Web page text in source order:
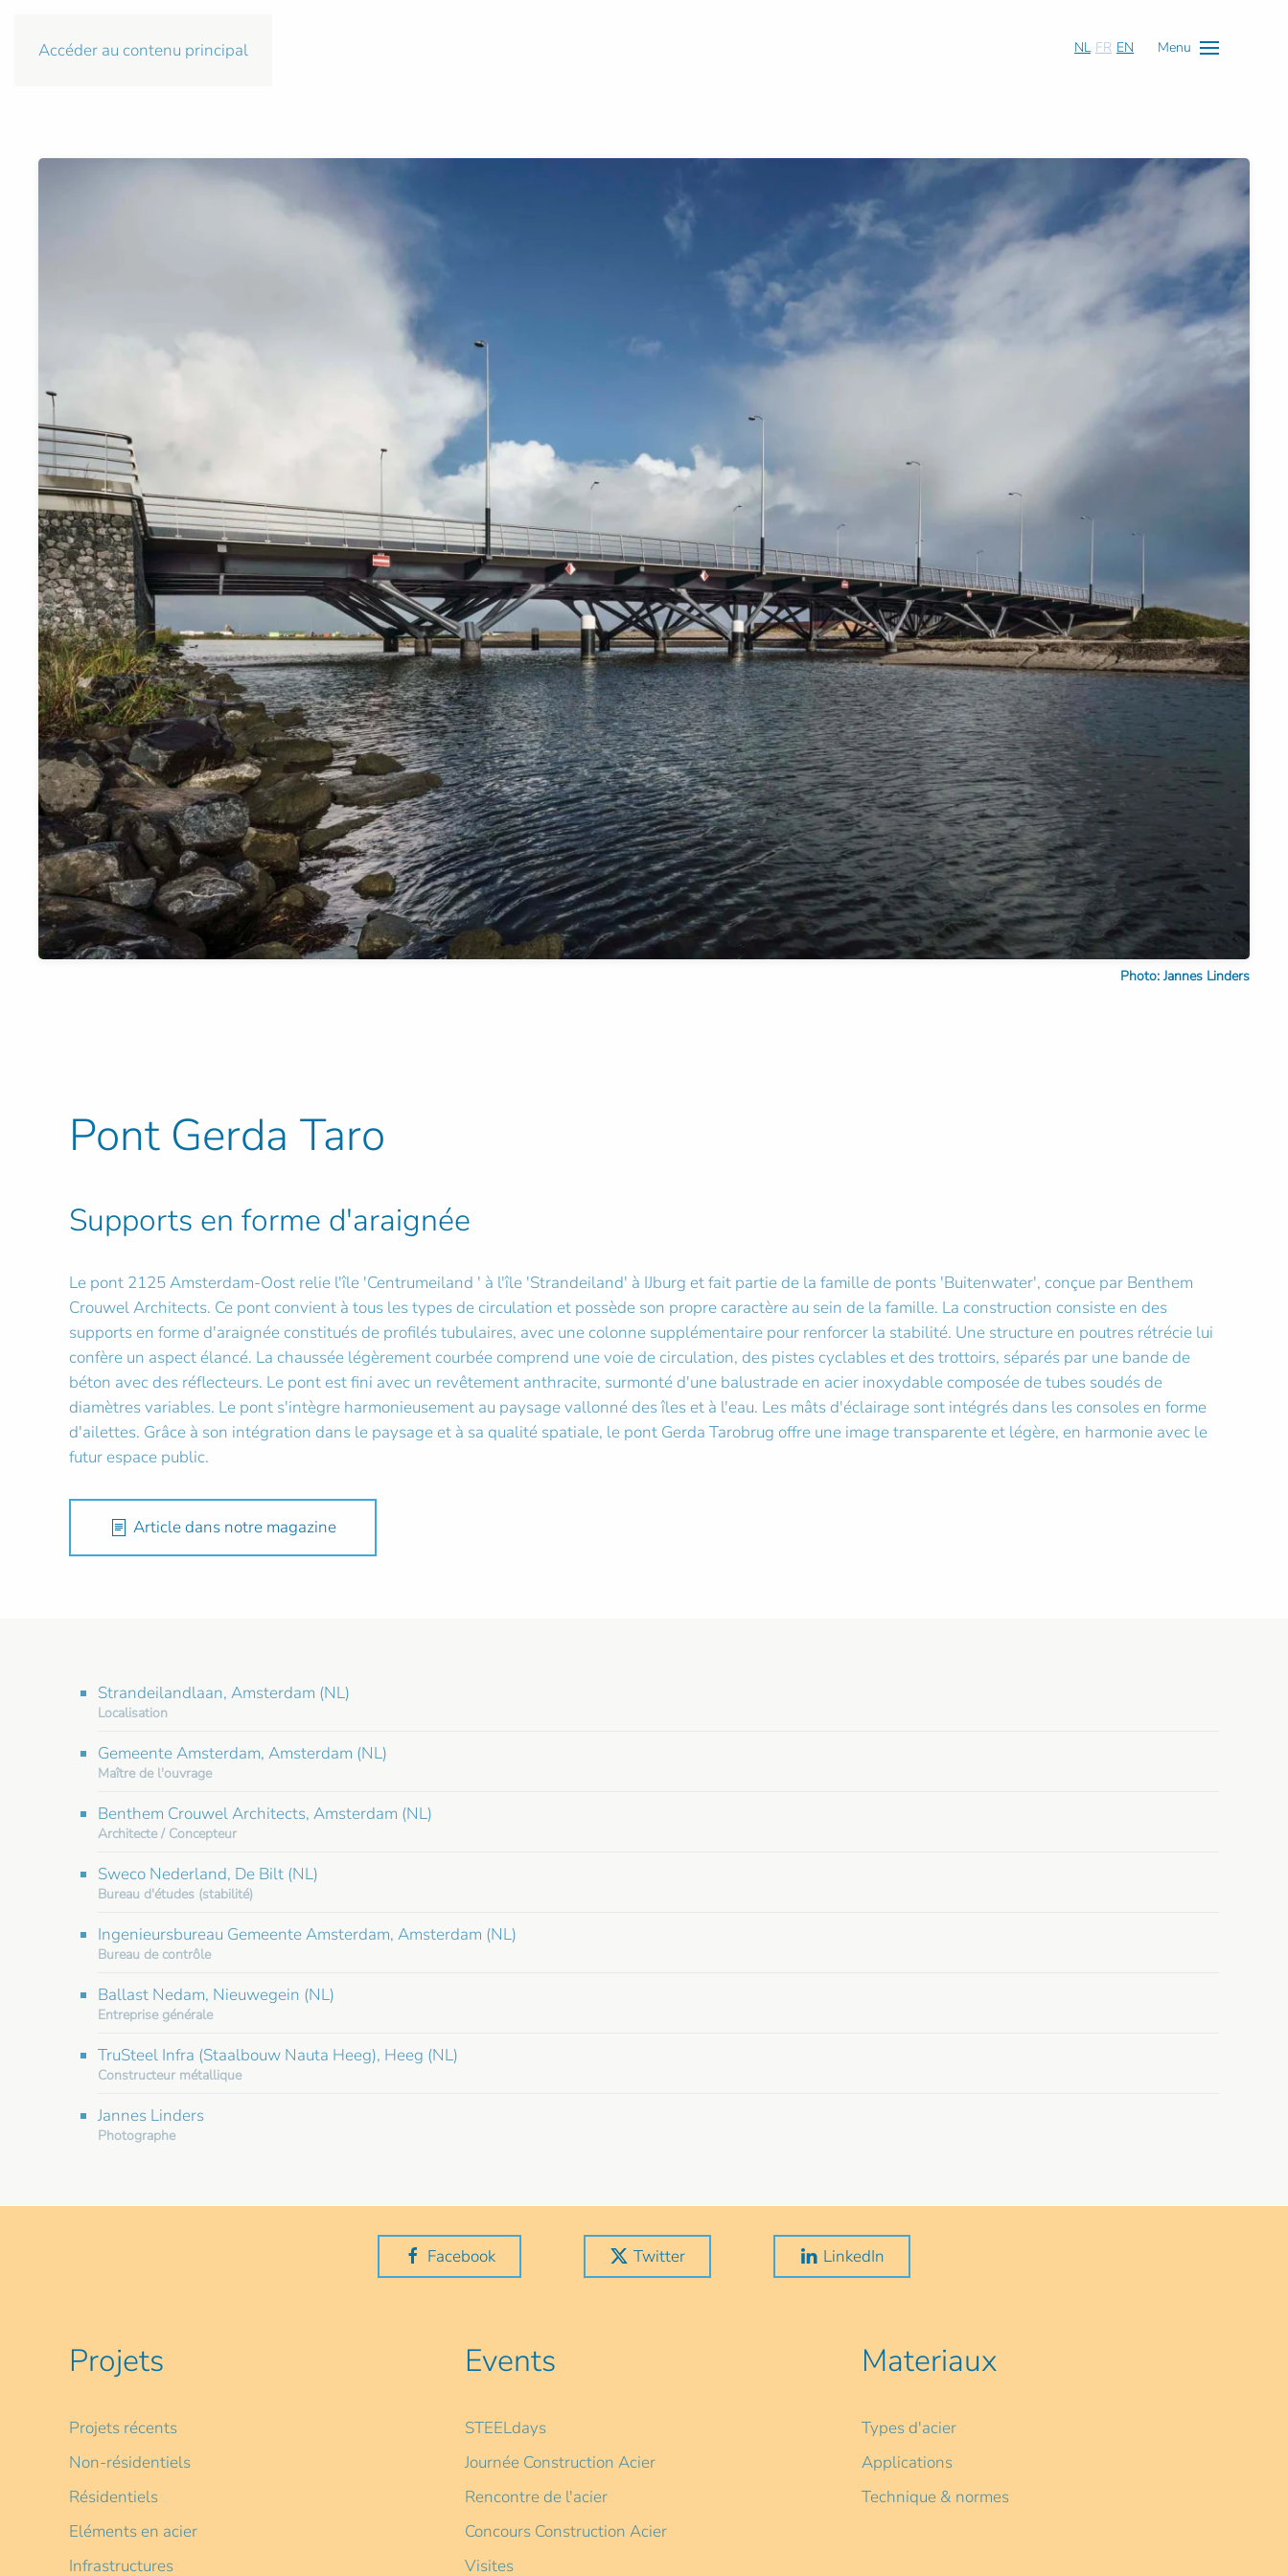
Accéder au contenu principal NL FR EN Menu
Photo: Jannes Linders
Pont Gerda Taro
Supports en forme d'araignée
Le pont 2125 Amsterdam-Oost relie l'île 'Centrumeiland ' à l'île 'Strandeiland' à IJburg et fait partie de la famille de ponts 'Buitenwater', conçue par Benthem
Crouwel Architects. Ce pont convient à tous les types de circulation et possède son propre caractère au sein de la famille. La construction consiste en des
supports en forme d'araignée constitués de profilés tubulaires, avec une colonne supplémentaire pour renforcer la stabilité. Une structure en poutres rétrécie lui
confère un aspect élancé. La chaussée légèrement courbée comprend une voie de circulation, des pistes cyclables et des trottoirs, séparés par une bande de
béton avec des réflecteurs. Le pont est fini avec un revêtement anthracite, surmonté d'une balustrade en acier inoxydable composée de tubes soudés de
diamètres variables. Le pont s'intègre harmonieusement au paysage vallonné des îles et à l'eau. Les mâts d'éclairage sont intégrés dans les consoles en forme
d'ailettes. Grâce à son intégration dans le paysage et à sa qualité spatiale, le pont Gerda Tarobrug offre une image transparente et légère, en harmonie avec le
futur espace public.
Article dans notre magazine
Strandeilandlaan, Amsterdam (NL)
Localisation
Gemeente Amsterdam, Amsterdam (NL)
Maître de l'ouvrage
Benthem Crouwel Architects, Amsterdam (NL)
Architecte / Concepteur
Sweco Nederland, De Bilt (NL)
Bureau d'études (stabilité)
Ingenieursbureau Gemeente Amsterdam, Amsterdam (NL)
Bureau de contrôle
Ballast Nedam, Nieuwegein (NL)
Entreprise générale
TruSteel Infra (Staalbouw Nauta Heeg), Heeg (NL)
Constructeur métallique
Jannes Linders
Photographe
Facebook Twitter LinkedIn
Projets
Projets récents
Non-résidentiels
Résidentiels
Eléments en acier
Infrastructures
Events
STEELdays
Journée Construction Acier
Rencontre de l'acier
Concours Construction Acier
Visites
Materiaux
Types d'acier
Applications
Technique & normes